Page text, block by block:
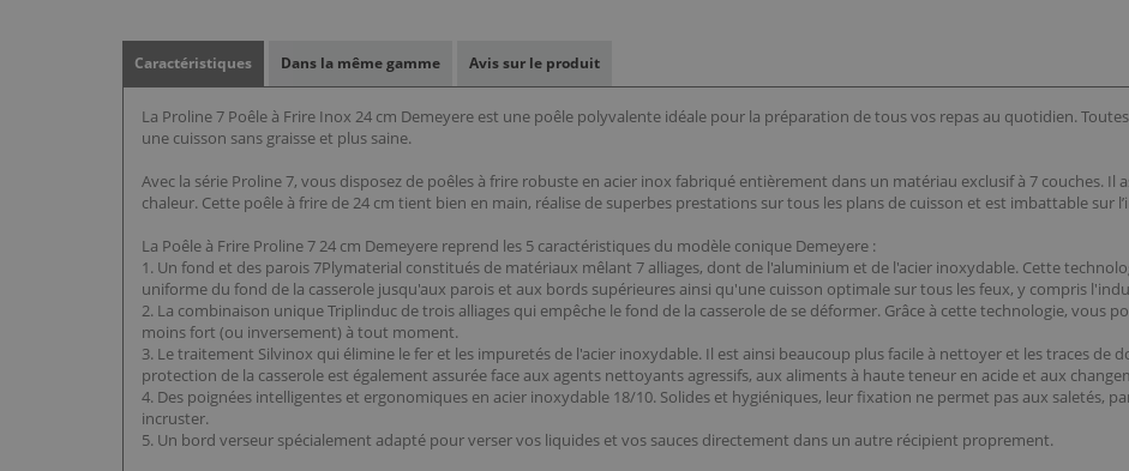
Caractéristiques Dans la même gamme Avis sur le produit
La Proline 7 Poêle à Frire Inox 24 cm Demeyere est une poêle polyvalente idéale pour la préparation de tous vos repas au quotidien.
une cuisson sans graisse et plus saine.
Avec la série Proline 7, vous disposez de poêles à frire robuste en acier inox fabriqué entièrement dans un matériau exclusif à 7 couches.
chaleur. Cette poêle à frire de 24 cm tient bien en main, réalise de superbes prestations sur tous les plans de cuisson et est imbattable sur
La Poêle à Frire Proline 7 24 cm Demeyere reprend les 5 caractéristiques du modèle conique Demeyere :
1. Un fond et des parois 7Plymaterial constitués de matériaux mêlant 7 alliages, dont de l'aluminium et de l'acier inoxydable. Cette
uniforme du fond de la casserole jusqu'aux parois et aux bords supérieures ainsi qu'une cuisson optimale sur tous les feux, y compris
2. La combinaison unique Triplinduc de trois alliages qui empêche le fond de la casserole de se déformer. Grâce à cette technologie, vous
moins fort (ou inversement) à tout moment.
3. Le traitement Silvinox qui élimine le fer et les impuretés de l'acier inoxydable. Il est ainsi beaucoup plus facile à nettoyer et les traces de
protection de la casserole est également assurée face aux agents nettoyants agressifs, aux aliments à haute teneur en acide et aux
4. Des poignées intelligentes et ergonomiques en acier inoxydable 18/10. Solides et hygiéniques, leur fixation ne permet pas aux saletés,
incruster.
5. Un bord verseur spécialement adapté pour verser vos liquides et vos sauces directement dans un autre récipient proprement.